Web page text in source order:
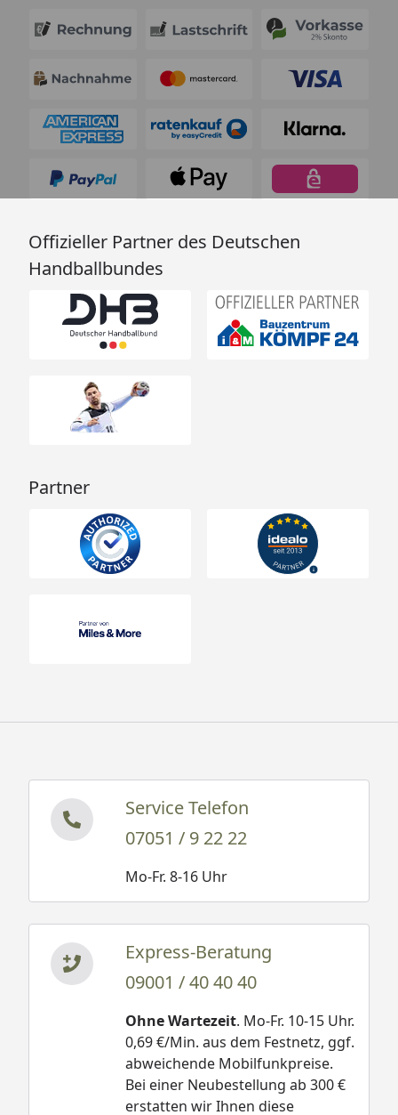
Offizieller Partner des Deutschen
Handballbundes
Partner
Service Telefon
07051 / 9 22 22
Mo-Fr. 8-16 Uhr
Express-Beratung
09001 / 40 40 40
Ohne Wartezeit. Mo-Fr. 10-15 Uhr.
0,69 €/Min. aus dem Festnetz, ggf.
abweichende Mobilfunkpreise.
Bei einer Neubestellung ab 300 €
erstatten wir Ihnen diese